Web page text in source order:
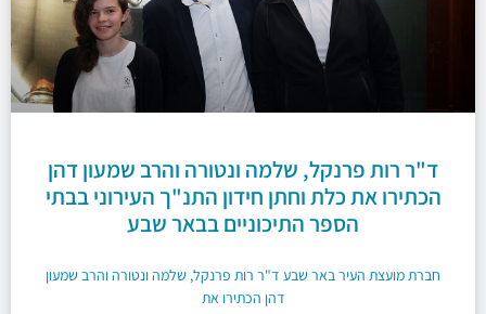
ד"ר רות פרנקל, שלמה ונטורה והרב שמעון דהן
הכתירו את כלת וחתן חידון התנ"ך העירוני בבתי
הספר התיכוניים בבאר שבע
חברת מועצת העיר באר שבע ד"ר רות פרנקל, שלמה ונטורה והרב שמעון
דהן הכתירו את